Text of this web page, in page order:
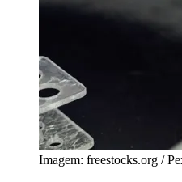
Imagem: freestocks.org /